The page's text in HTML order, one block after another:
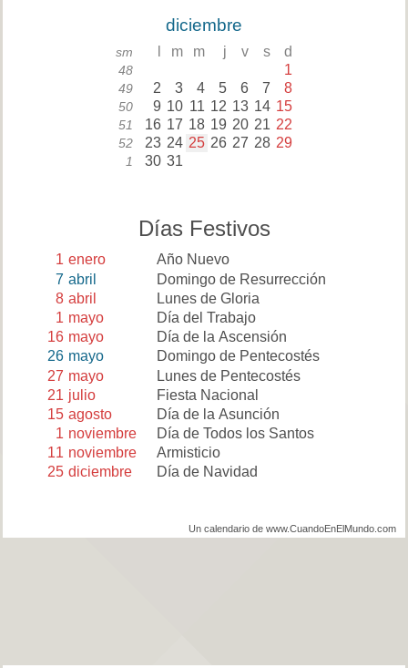
diciembre
sm m m j v s d
48 1
49 2 3 4 5 6 7 8
50 9 10 11 12 13 14 15
51 16 17 18 19 20 21 22
52 23 24 25 26 27 28 29
1 30 31
Días Festivos
1 enero
Año Nuevo
7 abril
Domingo de Resurrección
8 abril
Lunes de Gloria
1 mayo
Día del Trabajo
16 mayo
Día de la Ascensión
26 mayo
Domingo de Pentecostés
27 mayo
Lunes de Pentecostés
21 julio
Fiesta Nacional
15 agosto
Día de la Asunción
1 noviembre
Día de Todos los Santos
11 noviembre
Armisticio
25 diciembre Día de Navidad
Un calendario de www.CuandoEnElMundo.com